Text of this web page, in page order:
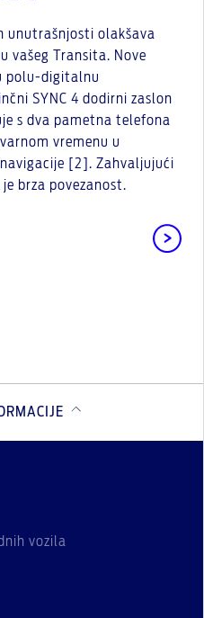
unutrašnjosti olakšava
vašeg Transita. Nove
polu-digitalnu
SYNC 4 dodirni zaslon
s dva pametna telefona
vremenu u
[2]. Zahvaljujući
brza povezanost.
vozila